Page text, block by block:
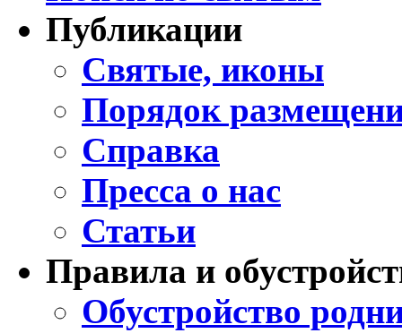
Публикации
Святые, иконы
Порядок
Справка
Пресса о нас
Статьи
Правила и
Обустройство